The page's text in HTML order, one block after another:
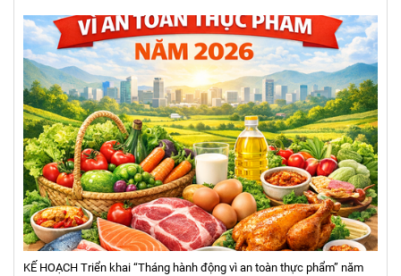
KẾ HOẠCH Triển khai “Tháng hành động vì an toàn thực phẩm” năm